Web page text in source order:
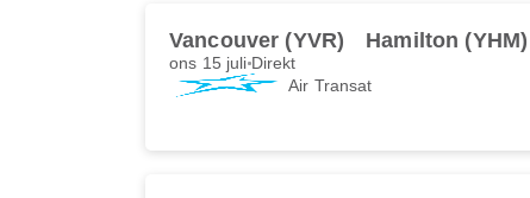
Vancouver (YVR) Hamilton (YHM)
ons 15 juli Direkt
Air Transat